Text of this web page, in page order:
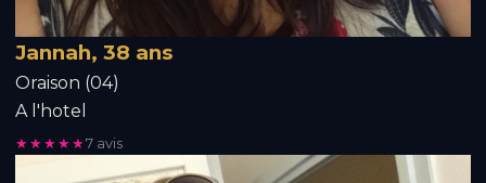
Jannah, 38 ans
Oraison (04)
A l'hotel
★★★★★7 avis